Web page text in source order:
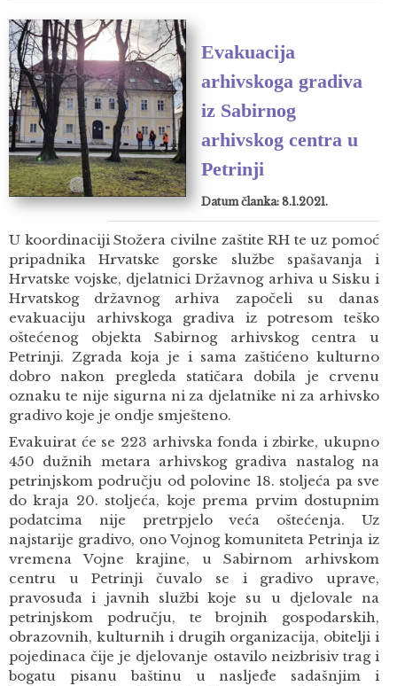
Evakuacija
arhivskoga gradiva
iz Sabirnog
arhivskog centra u
Petrinji
Datum članka: 8.1.2021.
U koordinaciji Stožera civilne zaštite RH te uz pomoć
pripadnika Hrvatske gorske službe spašavanja i
Hrvatske vojske, djelatnici Državnog arhiva u Sisku i
Hrvatskog državnog arhiva započeli su danas
evakuaciju arhivskoga gradiva iz potresom teško
oštećenog objekta Sabirnog arhivskog centra u
Petrinji. Zgrada koja je i sama zaštićeno kulturno
dobro nakon pregleda statičara dobila je crvenu
oznaku te nije sigurna ni za djelatnike ni za arhivsko
gradivo koje je ondje smješteno.
Evakuirat će se 223 arhivska fonda i zbirke, ukupno
450 dužnih metara arhivskog gradiva nastalog na
petrinjskom području od polovine 18. stoljeća pa sve
do kraja 20. stoljeća, koje prema prvim dostupnim
podatcima nije pretrpjelo veća oštećenja. Uz
najstarije gradivo, ono Vojnog komuniteta Petrinja iz
vremena Vojne krajine, u Sabirnom arhivskom
centru u Petrinji čuvalo se i gradivo uprave,
pravosuđa i javnih službi koje su u djelovale na
petrinjskom području, te brojnih gospodarskih,
obrazovnih, kulturnih i drugih organizacija, obitelji i
pojedinaca čije je djelovanje ostavilo neizbrisiv trag i
bogatu pisanu baštinu u nasljeđe sadašnjim i